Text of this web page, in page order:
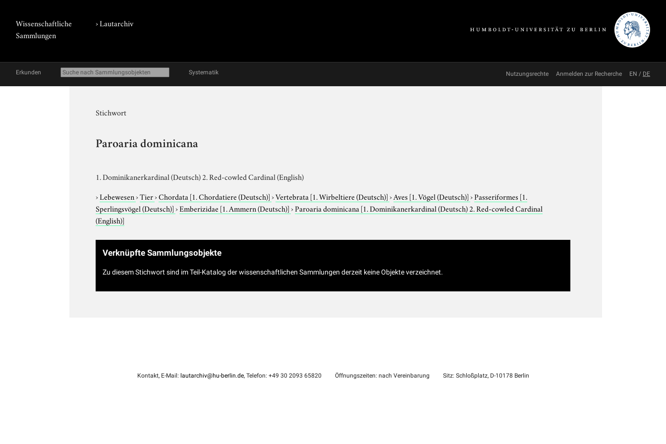
Wissenschaftliche
Sammlungen
›Lautarchiv
Erkunden Systematik Nutzungsrechte Anmelden zur Recherche EN / DE
Stichwort
Paroaria dominicana
1. Dominikanerkardinal (Deutsch) 2. Red-cowled Cardinal (English)
›Lebewesen›Tier›Chordata [1. Chordatiere (Deutsch)]›Vertebrata [1. Wirbeltiere (Deutsch)]›Aves [1. Vögel (Deutsch)]›Passeriformes [1.
Sperlingsvögel (Deutsch)]›Emberizidae [1. Ammern (Deutsch)]›Paroaria dominicana [1. Dominikanerkardinal (Deutsch) 2. Red-cowled Cardinal
(English)]
Verknüpfte Sammlungsobjekte
Zu diesem Stichwort sind im Teil-Katalog der wissenschaftlichen Sammlungen derzeit keine Objekte verzeichnet.
Kontakt, E-Mail: lautarchiv@hu-berlin.de, Telefon: +49 30 2093 65820 Öffnungszeiten: nach Vereinbarung Sitz: Schloßplatz, D-10178 Berlin